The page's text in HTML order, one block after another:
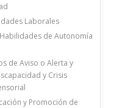
Laborales
de Autonomía
de Aviso o Alerta y
y Crisis
y Promoción de